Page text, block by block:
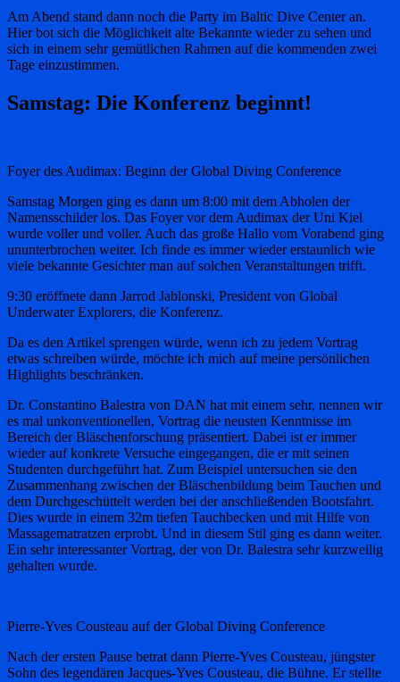
Am Abend stand dann noch die Party im Baltic Dive Center an.
Hier bot sich die Möglichkeit alte Bekannte wieder zu sehen und
sich in einem sehr gemütlichen Rahmen auf die kommenden zwei
Tage einzustimmen.
Samstag: Die Konferenz beginnt!
Foyer des Audimax: Beginn der Global Diving Conference
Samstag Morgen ging es dann um 8:00 mit dem Abholen der
Namensschilder los. Das Foyer vor dem Audimax der Uni Kiel
wurde voller und voller. Auch das große Hallo vom Vorabend ging
ununterbrochen weiter. Ich finde es immer wieder erstaunlich wie
viele bekannte Gesichter man auf solchen Veranstaltungen trifft.
9:30 eröffnete dann Jarrod Jablonski, President von Global
Underwater Explorers, die Konferenz.
Da es den Artikel sprengen würde, wenn ich zu jedem Vortrag
etwas schreiben würde, möchte ich mich auf meine persönlichen
Highlights beschränken.
Dr. Constantino Balestra von DAN hat mit einem sehr, nennen wir
es mal unkonventionellen, Vortrag die neusten Kenntnisse im
Bereich der Bläschenforschung präsentiert. Dabei ist er immer
wieder auf konkrete Versuche eingegangen, die er mit seinen
Studenten durchgeführt hat. Zum Beispiel untersuchen sie den
Zusammenhang zwischen der Bläschenbildung beim Tauchen und
dem Durchgeschüttelt werden bei der anschließenden Bootsfahrt.
Dies wurde in einem 32m tiefen Tauchbecken und mit Hilfe von
Massagematratzen erprobt. Und in diesem Stil ging es dann weiter.
Ein sehr interessanter Vortrag, der von Dr. Balestra sehr kurzweilig
gehalten wurde.
Pierre-Yves Cousteau auf der Global Diving Conference
Nach der ersten Pause betrat dann Pierre-Yves Cousteau, jüngster
Sohn des legendären Jacques-Yves Cousteau, die Bühne. Er stellte